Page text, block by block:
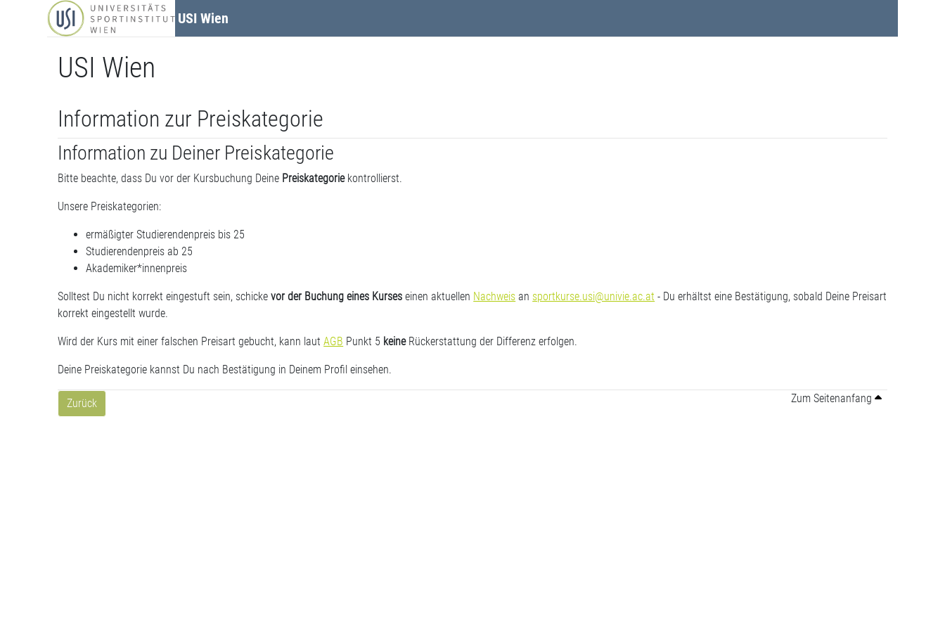
Zum Hauptinhalt
USI Wien
USI Wien
Information zur Preiskategorie
Information zu Deiner Preiskategorie
Bitte beachte, dass Du vor der Kursbuchung Deine Preiskategoriekontrollierst.
Unsere Preiskategorien:
ermäßigter Studierendenpreis bis 25
Studierendenpreis ab 25
Akademiker*innenpreis
Solltest Du nicht korrekt eingestuft sein, schickevor der Buchung eines Kurseseinen aktuellen Nachweis an sportkurse.usi@univie.ac.at - Du erhältst eine Bestätigung, sobald Deine Preisart
korrekt eingestellt wurde.
Wird der Kurs mit einer falschen Preisart gebucht, kann lautAGB Punkt 5 keine Rückerstattung der Differenz erfolgen.
Deine Preiskategorie kannst Du nach Bestätigung in Deinem Profil einsehen.
Zurück Zum Seitenanfang